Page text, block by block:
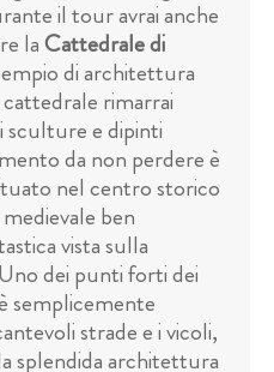
il tour avrai anche
laCattedrale di
di architettura
rimarrai
sculture e dipinti
da non perdere è
nel centro storico
ben
vista sulla
dei punti forti dei
semplicemente
strade e i vicoli,
splendida architettura